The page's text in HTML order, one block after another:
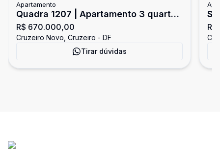
Apartamento
Quadra 1207 | Apartamento 3 quartos
sendo 1 Suíte - Aceita Financiamento
e FGTS - Cruzeiro Novo
R$ 670.000,00
Cruzeiro Novo, Cruzeiro - DF
Tirar dúvidas